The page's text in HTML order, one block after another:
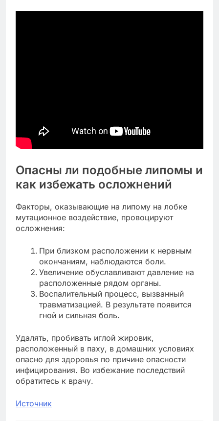
Опасны ли подобные липомы и
как избежать осложнений
Факторы, оказывающие на липому на лобке
мутационное воздействие, провоцируют
осложнения:
При близком расположении к нервным
окончаниям, наблюдаются боли.
Увеличение обуславливают давление на
расположенные рядом органы.
Воспалительный процесс, вызванный
травматизацией. В результате появится
гной и сильная боль.
Удалять, пробивать иглой жировик,
расположенный в паху, в домашних условиях
опасно для здоровья по причине опасности
инфицирования. Во избежание последствий
обратитесь к врачу.
Источник